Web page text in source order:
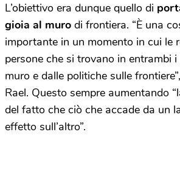
L’obiettivo era dunque quello di
gioia al muro di frontiera. “È una
importante in un momento in cui le
persone che si trovano in entrambi
muro e dalle politiche sulle
Rael. Questo sempre aumentando
del fatto che ciò che accade da un
effetto sull’altro”.